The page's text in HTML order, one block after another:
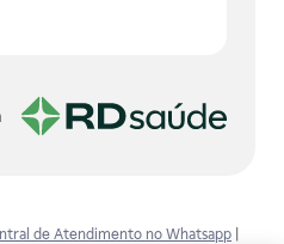
de Atendimento no Whatsapp